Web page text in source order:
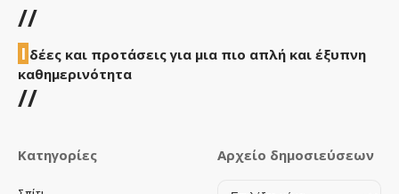
//
Ι δέες και προτάσεις για μια πιο απλή και έξυπνη
καθημερινότητα
//
Κατηγορίες Αρχείο δημοσιεύσεων